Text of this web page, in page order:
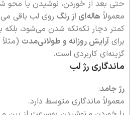
حتی بعد از خوردن، نوشیدن یا محو
معمولاً هاله‌ای از رنگ روی لب باقی
کمتر دچار تکه‌تکه شدن می‌شود، بلکه
برای آرایش روزانه و طولانی‌مدت
گزینه‌ای کاربردی است.
ماندگاری رژ لب
رژ جامد:
معمولاً ماندگاری متوسط دارد.